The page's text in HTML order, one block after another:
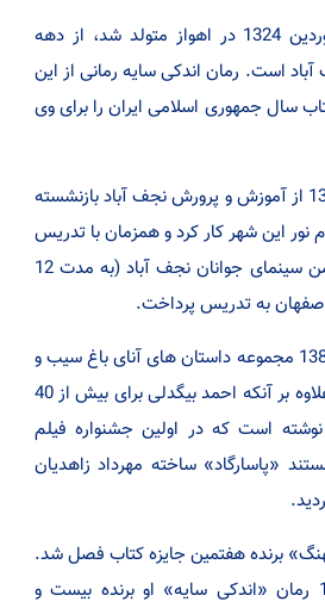
احمد بیگدلی در 26 فروردین 1324 در اهواز متولد شد، از دهه
است. رمان اندکی سایه رمانی از این
سال جمهوری اسلامی ایران را برای وی
احمد بیگدلی در سال 1376 از آموزش و پرورش نجف آباد بازنشسته
نور این شهر کار کرد و همزمان با تدریس
فیلم نامه نویسی در انجمن سینمای جوانان نجف آباد (به مدت 12
به تدریس پرداخت.
طی سال های 76 تا 82ـ1381 مجموعه داستان های آنای باغ سیب و
آوای نهنگ را پدید آورد. علاوه بر آنکه احمد بیگدلی برای بیش از 40
است که در اولین جشنواره فیلم
«پاسارگاد» ساخته مهرداد زاهدیان
برنده هفتمین جایزه کتاب فصل شد.
حال آنکه در سال 1385 رمان «اندکی سایه» او برنده بیست و